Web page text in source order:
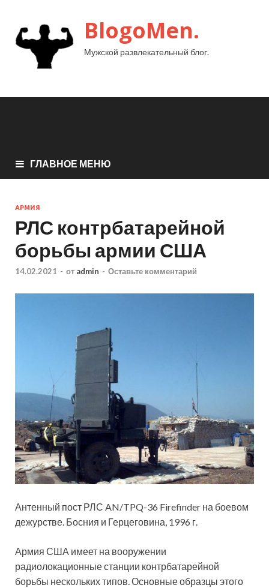
BlogoMen.
Мужской развлекательный блог.
ГЛАВНОЕ МЕНЮ
АРМИЯ
РЛС контрбатарейной
борьбы армии США
14.02.2021 - от admin - Оставьте комментарий
Антенный пост РЛС AN/TPQ-36 Firefinder на боевом
дежурстве. Босния и Герцеговина, 1996 г.
Армия США имеет на вооружении
радиолокационные станции контрбатарейной
борьбы нескольких типов. Основные образцы этого